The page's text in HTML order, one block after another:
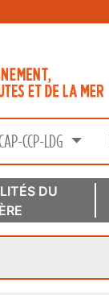
CCP-LDG
DU